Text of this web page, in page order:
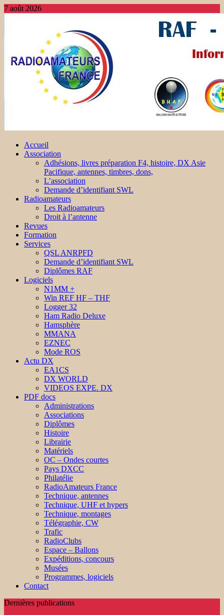
7 août 2026
Accueil
Association
Adhésions, livres préparation F4, histoire, DX Asie
Pacifique, antennes, timbres, dons,
L’association
Demande d’identifiant SWL
Radioamateurs
Les Radioamateurs
Droit à l’antenne
Revues
Formation
Services
QSL ANRPFD
Demande d’identifiant SWL
Diplômes RAF
Logiciels
N1MM +
Win REF HF – THF
Logger 32
Ham Radio Deluxe
Hamsphère
MMANA
EZNEC
Mode ROS
Actu DX
EA1CS
DX WORLD
VIDEOS EXPE. DX
PDF docs
Administrations
Associations
Diplômes
Histoire
Librairie
Matériels
OC – Ondes courtes
Pays DXCC
Philatélie
RadioAmateurs France
Technique, antennes
Technique, UHF et hypers
Technique, montages
Télégraphie, CW
Trafic
RadioClubs
Espace – Ballons
Expéditions, concours
Musées
Programmes, logiciels
Contact
Dernières publications